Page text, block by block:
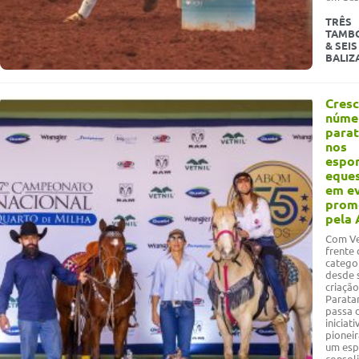
TRÊS
& SEIS
nos
em
pela
Com
frente
desde
passa
um